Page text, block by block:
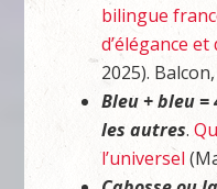
bilingue
d’élégance
2025).
Bleu + bleu =
les autres.
l’universel